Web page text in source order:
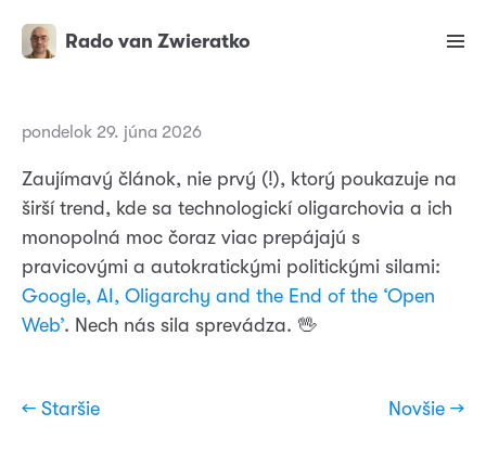
Rado van Zwieratko
pondelok 29. júna 2026
Zaujímavý článok, nie prvý (!), ktorý poukazuje na
širší trend, kde sa technologickí oligarchovia a ich
monopolná moc čoraz viac prepájajú s
pravicovými a autokratickými politickými silami:
Google, AI, Oligarchy and the End of the ‘Open
Web’. Nech nás sila sprevádza. 🖖
← Staršie Novšie →